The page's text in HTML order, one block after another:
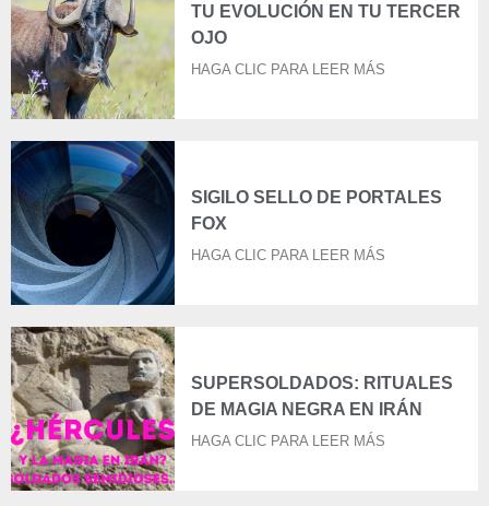
TU EVOLUCIÓN EN TU TERCER
OJO
HAGA CLIC PARA LEER MÁS
SIGILO SELLO DE PORTALES
FOX
HAGA CLIC PARA LEER MÁS
SUPERSOLDADOS: RITUALES
DE MAGIA NEGRA EN IRÁN
HAGA CLIC PARA LEER MÁS